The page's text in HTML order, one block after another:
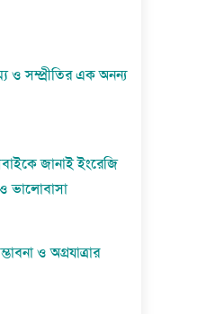
সম্প্রীতির এক অনন্য
জানাই ইংরেজি
ভালোবাসা
ও অগ্রযাত্রার